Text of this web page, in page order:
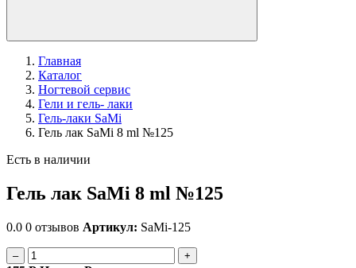
Главная
Каталог
Ногтевой сервис
Гели и гель- лаки
Гель-лаки SaMi
Гель лак SaMi 8 ml №125
Есть в наличии
Гель лак SaMi 8 ml №125
0.0 0 отзывов Артикул: SaMi-125
– +